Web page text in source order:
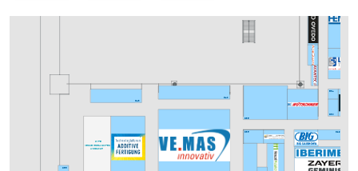
D35
C56
E31
D30
MESSEVERBUND INTEC
CAFE
UND Z 2025
D48
D36
D29